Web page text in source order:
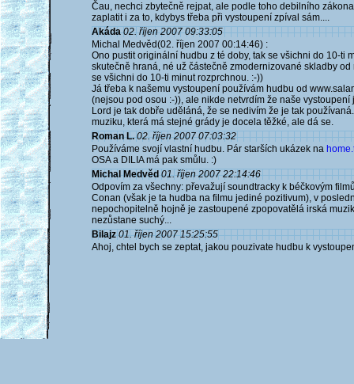
Čau, nechci zbytečně rejpat, ale podle toho debilního
zaplatit i za to, kdybys třeba při vystoupení zpíval sám....
Akáda 02. říjen 2007 09:33:05
Michal Medvěd(02. říjen 2007 00:14:46) :
Ono pustit originální hudbu z té doby, tak se všichni do 10-ti
skutečně hraná, né už částečně zmodernizované skladby
se všichni do 10-ti minut rozprchnou. :-))
Já třeba k našemu vystoupení používám hudbu od
(nejsou pod osou :-)), ale nikde netvrdím že naše
Lord je tak dobře uděláná, že se nedivím že je tak
muziku, která má stejné grády je docela těžké, ale dá se.
Roman L. 02. říjen 2007 07:03:32
Používáme svojí vlastní hudbu. Pár starších ukázek na
OSA a DILIA má pak smůlu. :)
Michal Medvěd 01. říjen 2007 22:14:46
Odpovím za všechny: převažují soundtracky k béčkovým
Conan (však je ta hudba na filmu jediné pozitivum), v
nepochopitelně hojně je zastoupené zpopovatělá irská
nezůstane suchý...
Bilajz 01. říjen 2007 15:25:55
Ahoj, chtel bych se zeptat, jakou pouzivate hudbu k